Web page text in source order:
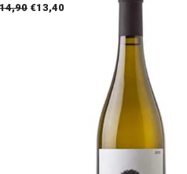
14,90 Original
€13,40Η